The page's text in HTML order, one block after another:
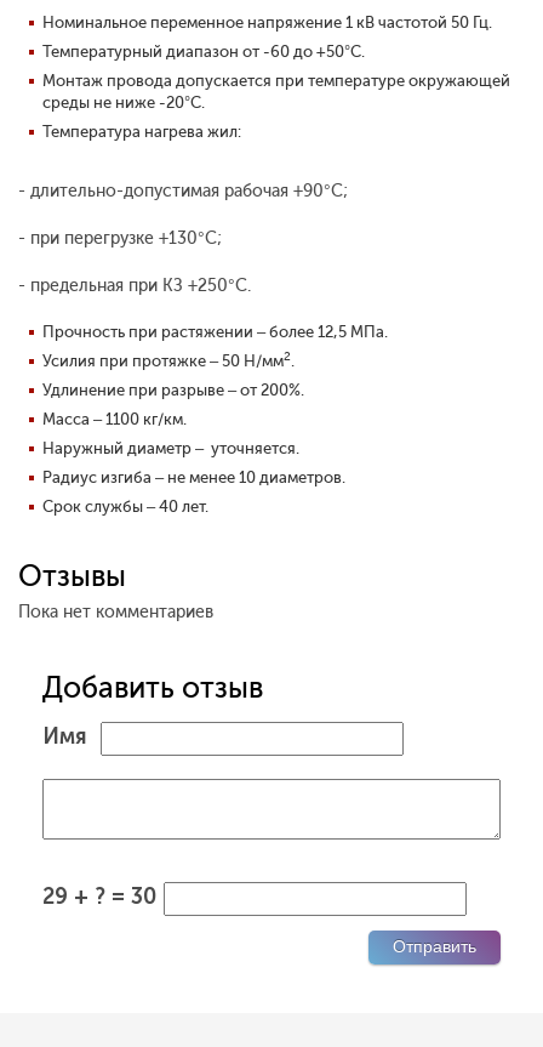
Номинальное переменное напряжение 1 кВ частотой 50 Гц.
Температурный диапазон от -60 до +50°С.
Монтаж провода допускается при температуре окружающей
среды не ниже -20°С.
Температура нагрева жил:
- длительно-допустимая рабочая +90°С;
- при перегрузке +130°С;
- предельная при КЗ +250°С.
Прочность при растяжении – более 12,5 МПа.
Усилия при протяжке – 50 Н/мм2.
Удлинение при разрыве – от 200%.
Масса – 1100 кг/км.
Наружный диаметр – уточняется.
Радиус изгиба – не менее 10 диаметров.
Срок службы – 40 лет.
Отзывы
Пока нет комментариев
Добавить отзыв
Имя
29 + ? = 30